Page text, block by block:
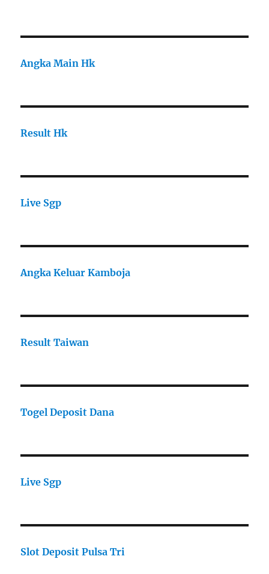
Angka Main Hk
Result Hk
Live Sgp
Angka Keluar Kamboja
Result Taiwan
Togel Deposit Dana
Live Sgp
Slot Deposit Pulsa Tri